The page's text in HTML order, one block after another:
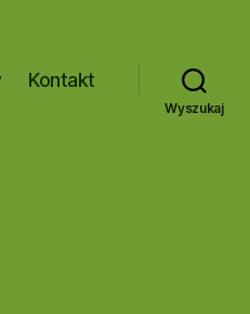
Kontakt
Wyszukaj